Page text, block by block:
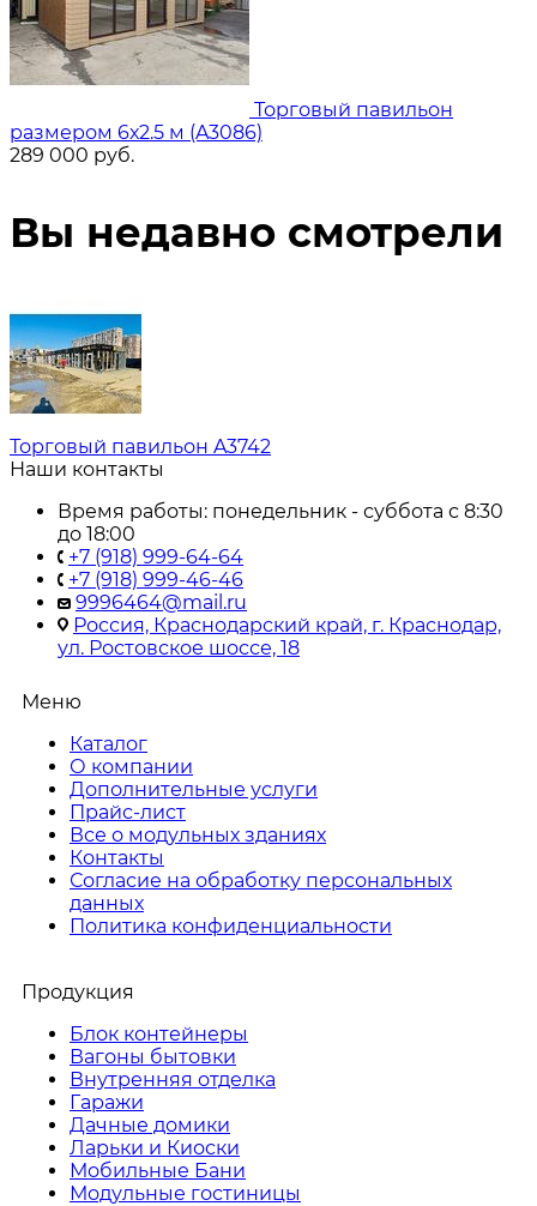
Торговый павильон
размером 6х2.5 м (A3086)
289 000 руб.
Вы недавно смотрели
Торговый павильон A3742
Наши контакты
Время работы: понедельник - суббота с 8:30
до 18:00
+7 (918) 999-64-64
+7 (918) 999-46-46
9996464@mail.ru
Россия, Краснодарский край, г. Краснодар,
ул. Ростовское шоссе, 18
Меню
Каталог
О компании
Дополнительные услуги
Прайс-лист
Все о модульных зданиях
Контакты
Согласие на обработку персональных
данных
Политика конфиденциальности
Продукция
Блок контейнеры
Вагоны бытовки
Внутренняя отделка
Гаражи
Дачные домики
Ларьки и Киоски
Мобильные Бани
Модульные гостиницы